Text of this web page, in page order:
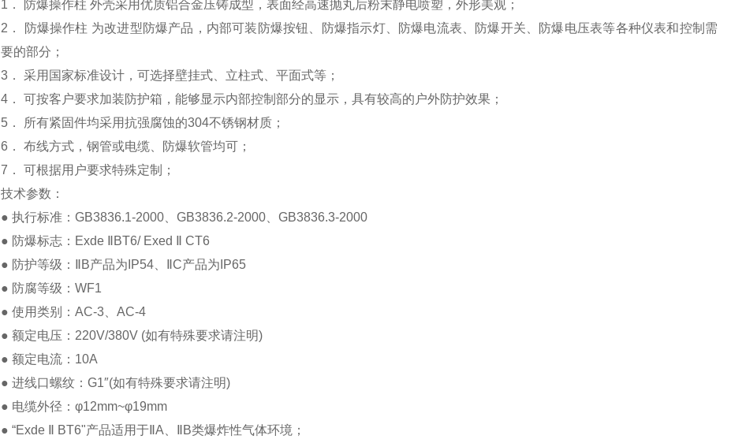
1． 防爆操作柱 外壳采用优质铝合金压铸成型，表面经高速抛丸后粉末静电喷塑，外形美观；
2． 防爆操作柱 为改进型防爆产品，内部可装防爆按钮、防爆指示灯、防爆电流表、防爆开关、防爆电压表等各种仪表和控制需
要的部分；
3． 采用国家标准设计，可选择壁挂式、立柱式、平面式等；
4． 可按客户要求加装防护箱，能够显示内部控制部分的显示，具有较高的户外防护效果；
5． 所有紧固件均采用抗强腐蚀的304不锈钢材质；
6． 布线方式，钢管或电缆、防爆软管均可；
7． 可根据用户要求特殊定制；
技术参数：
● 执行标准：GB3836.1-2000、GB3836.2-2000、GB3836.3-2000
● 防爆标志：Exde ⅡBT6/ Exed Ⅱ CT6
● 防护等级：ⅡB产品为IP54、ⅡC产品为IP65
● 防腐等级：WF1
● 使用类别：AC-3、AC-4
● 额定电压：220V/380V (如有特殊要求请注明)
● 额定电流：10A
● 进线口螺纹：G1″(如有特殊要求请注明)
● 电缆外径：φ12mm~φ19mm
● “Exde Ⅱ BT6"产品适用于ⅡA、ⅡB类爆炸性气体环境；